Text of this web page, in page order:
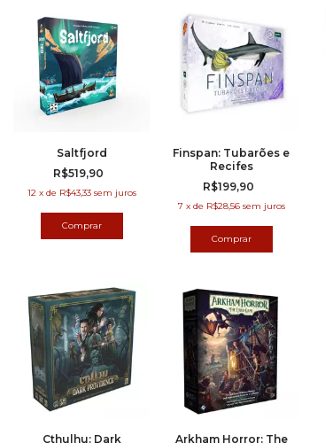
Saltfjord
R$519,90
12 x de R$43,33 sem juros
Finspan: Tubarões e
Recifes
R$199,90
7 x de R$28,56 sem juros
Cthulhu: Dark
Arkham Horror: The